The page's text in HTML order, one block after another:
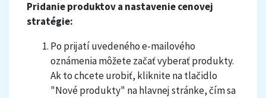
Pridanie produktov a nastavenie cenovej
stratégie:
Po prijatí uvedeného e-mailového
oznámenia môžete začať vyberať produkty.
Ak to chcete urobiť, kliknite na tlačidlo
"Nové produkty" na hlavnej stránke, čím sa